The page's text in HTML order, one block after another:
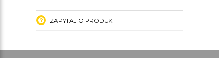
ZAPYTAJ O PRODUKT